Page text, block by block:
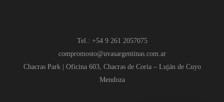
Tel.: +54 9 261 2057075
compromosto@uvasargentinas.com.ar
Chacras Park | Oficina 603, Chacras de Coria – Luján de Cuyo
Mendoza